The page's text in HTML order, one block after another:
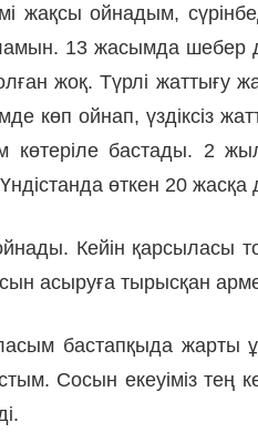
жақсы ойнадым,
13 жасымда шебер
жоқ. Түрлі жаттығу
көп ойнап, үз­дік­сіз
көтеріле бастады. 2
өткен 20
Кейін қарсыласы
асыруға тырысқан
бастапқыда жарты
Со­сын екеуіміз